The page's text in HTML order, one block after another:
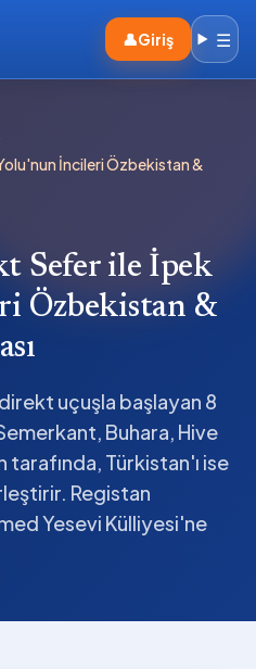
👤Giriş ☰
İncileri Özbekistan &
Sefer ile İpek
Özbekistan &
uçuşla başlayan 8
Buhara, Hive
Türkistan'ı ise
Registan
Yesevi Külliyesi'ne